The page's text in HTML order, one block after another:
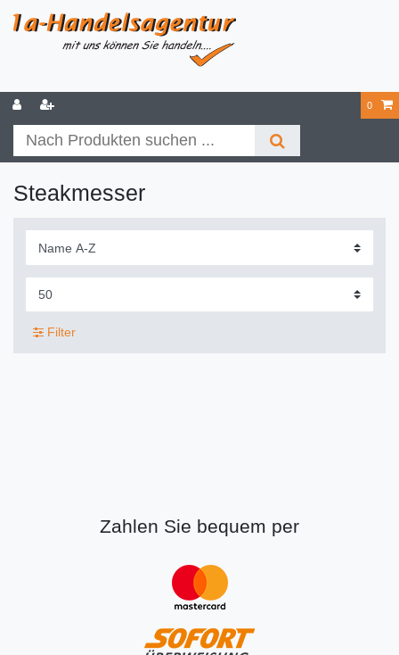
0
Steakmesser
Filter
Zahlen Sie bequem per